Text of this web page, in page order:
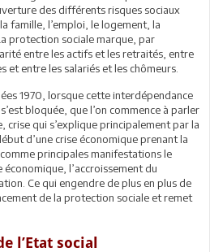
des différents risques sociaux
famille, l’emploi, le logement, la
protection sociale marque, par
entre les actifs et les retraités, entre
et entre les salariés et les chômeurs.
1970, lorsque cette interdépendance
bloquée, que l’on commence à parler
crise qui s’explique principalement par la
d’une crise économique prenant la
principales manifestations le
l’accroissement du
Ce qui engendre de plus en plus de
de la protection sociale et remet
l’Etat social